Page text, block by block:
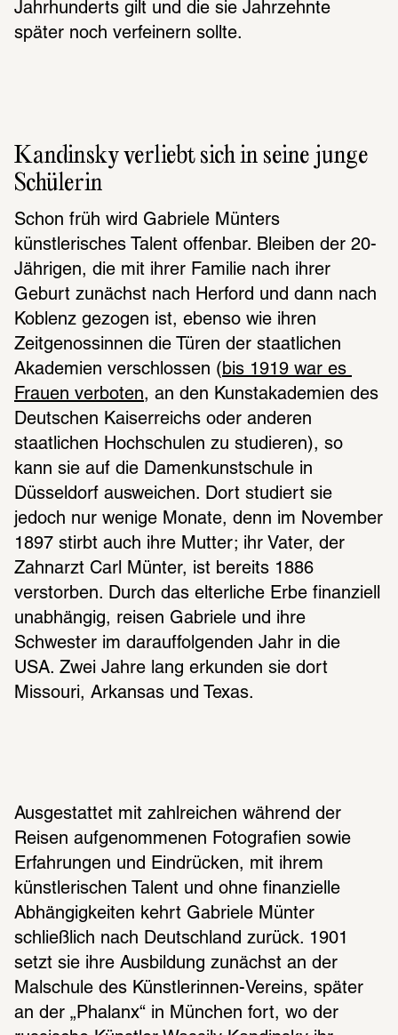
Jahrhunderts gilt und die sie Jahrzehnte
später noch verfeinern sollte.
Kandinsky verliebt sich in seine junge
Schülerin
Schon früh wird Gabriele Münters
künstlerisches Talent offenbar. Bleiben der 20-
Jährigen, die mit ihrer Familie nach ihrer
Geburt zunächst nach Herford und dann nach
Koblenz gezogen ist, ebenso wie ihren
Zeitgenossinnen die Türen der staatlichen
Akademien verschlossen ( bis 1919 war es
Frauen verboten, an den Kunstakademien des
Deutschen Kaiserreichs oder anderen
staatlichen Hochschulen zu studieren), so
kann sie auf die Damenkunstschule in
Düsseldorf ausweichen. Dort studiert sie
jedoch nur wenige Monate, denn im November
1897 stirbt auch ihre Mutter; ihr Vater, der
Zahnarzt Carl Münter, ist bereits 1886
verstorben. Durch das elterliche Erbe finanziell
unabhängig, reisen Gabriele und ihre
Schwester im darauffolgenden Jahr in die
USA. Zwei Jahre lang erkunden sie dort
Missouri, Arkansas und Texas.
Ausgestattet mit zahlreichen während der
Reisen aufgenommenen Fotografien sowie
Erfahrungen und Eindrücken, mit ihrem
künstlerischen Talent und ohne finanzielle
Abhängigkeiten kehrt Gabriele Münter
schließlich nach Deutschland zurück. 1901
setzt sie ihre Ausbildung zunächst an der
Malschule des Künstlerinnen-Vereins, später
an der „Phalanx“ in München fort, wo der